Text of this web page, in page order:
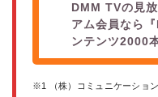
DMM TVの見
アム会員なら
ンテンツ2000
※1 （株）コミュニケーション